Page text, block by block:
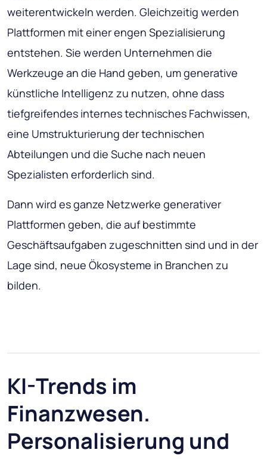
weiterentwickeln werden. Gleichzeitig werden
Plattformen mit einer engen Spezialisierung
entstehen. Sie werden Unternehmen die
Werkzeuge an die Hand geben, um generative
künstliche Intelligenz zu nutzen, ohne dass
tiefgreifendes internes technisches Fachwissen,
eine Umstrukturierung der technischen
Abteilungen und die Suche nach neuen
Spezialisten erforderlich sind.
Dann wird es ganze Netzwerke generativer
Plattformen geben, die auf bestimmte
Geschäftsaufgaben zugeschnitten sind und in der
Lage sind, neue Ökosysteme in Branchen zu
bilden.
KI-Trends im
Finanzwesen.
Personalisierung und